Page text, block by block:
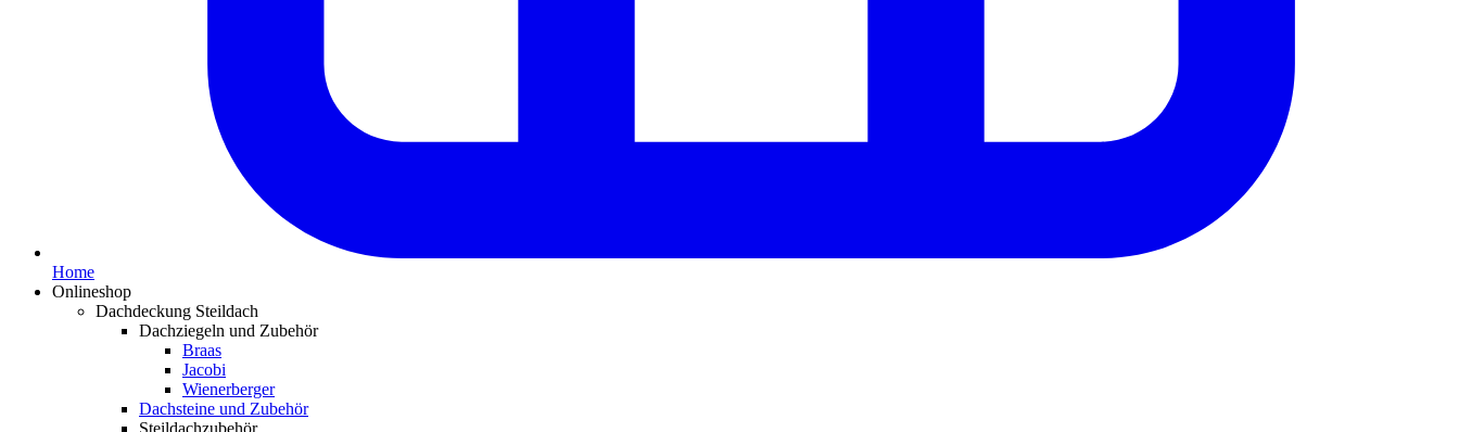
Home
Onlineshop
Dachdeckung Steildach
Dachziegeln und Zubehör
Braas
Jacobi
Wienerberger
Dachsteine und Zubehör
Steildachzubehör